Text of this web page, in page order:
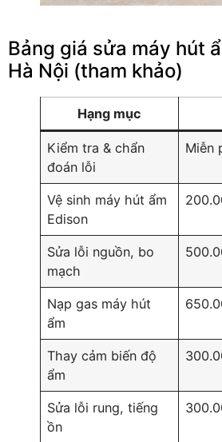
Bảng giá sửa máy hút
Hà Nội (tham khảo)
Hạng mục
Kiểm tra & chẩn
đoán lỗi
Miễn
Vệ sinh máy hút ẩm
Edison
Sửa lỗi nguồn, bo
mạch
Nạp gas máy hút
ẩm
Thay cảm biến độ
ẩm
Sửa lỗi rung, tiếng
ồn